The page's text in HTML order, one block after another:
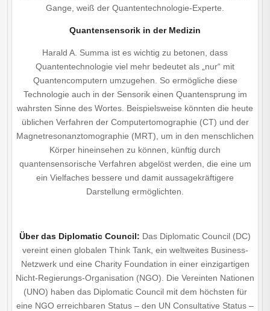
Gange, weiß der Quantentechnologie-Experte.
Quantensensorik in der Medizin
Harald A. Summa ist es wichtig zu betonen, dass
Quantentechnologie viel mehr bedeutet als „nur“ mit
Quantencomputern umzugehen. So ermögliche diese
Technologie auch in der Sensorik einen Quantensprung im
wahrsten Sinne des Wortes. Beispielsweise könnten die heute
üblichen Verfahren der Computertomographie (CT) und der
Magnetresonanztomographie (MRT), um in den menschlichen
Körper hineinsehen zu können, künftig durch
quantensensorische Verfahren abgelöst werden, die eine um
ein Vielfaches bessere und damit aussagekräftigere
Darstellung ermöglichten.
Über das Diplomatic Council: Das Diplomatic Council (DC)
vereint einen globalen Think Tank, ein weltweites Business-
Netzwerk und eine Charity Foundation in einer einzigartigen
Nicht-Regierungs-Organisation (NGO). Die Vereinten Nationen
(UNO) haben das Diplomatic Council mit dem höchsten für
eine NGO erreichbaren Status – den UN Consultative Status –